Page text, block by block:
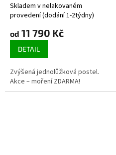
Průměrné
hodnocení
produktu
je
z
5
hvězdiček.
Skladem v nelakovaném
provedení (dodání 1-2týdny)
od 11 790 Kč
DETAIL
Zvýšená jednolůžková postel.
Akce – moření ZDARMA!